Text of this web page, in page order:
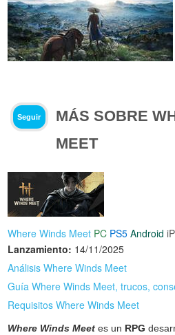
Seguir
MÁS SOBRE
MEET
Where Winds Meet PC PS5 Android
Lanzamiento: 14/11/2025
Análisis Where Winds Meet
Guía Where Winds Meet, trucos,
Requisitos Where Winds Meet
Where Winds Meet es un RPG